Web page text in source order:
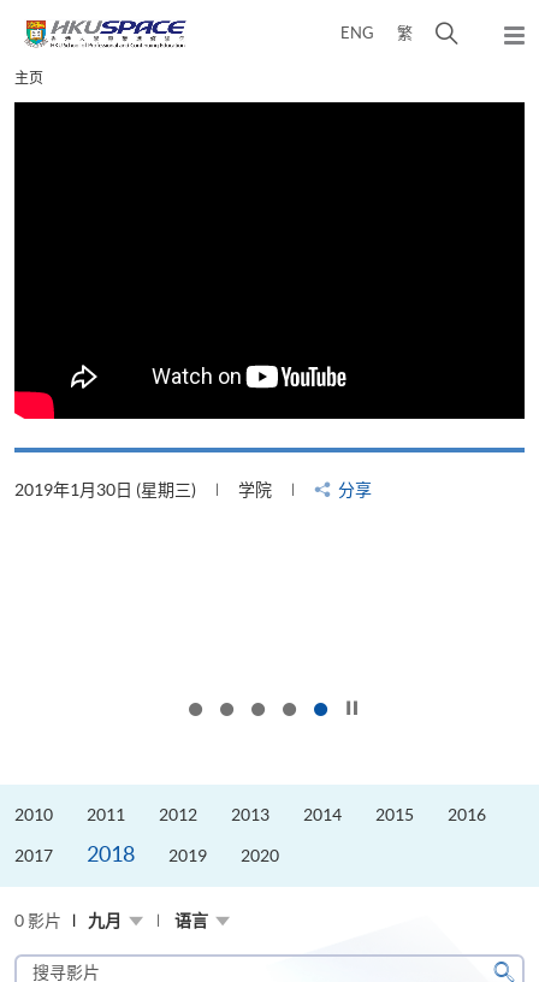
content
ENG 繁
弹
Main
content
主页
2019年1月30日 (星期三) 学院 分享
2010 2011 2012 2013 2014 2015 2016
2017 2018 2019 2020
0 影片 九月 语言
搜